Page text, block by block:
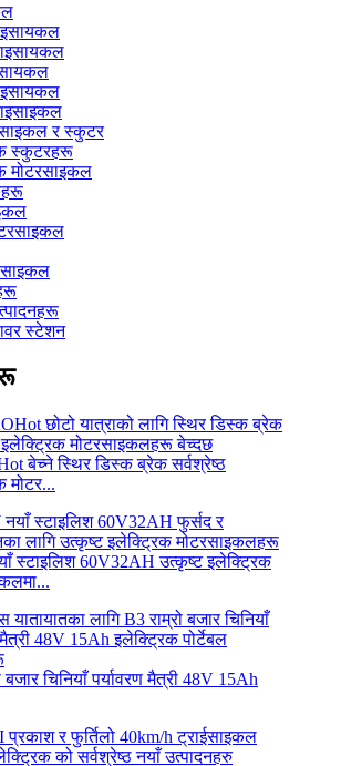
र स्कुटर
स्कुटरहरू
मोटरसाइकल
स्टेशन
बेच्ने स्थिर डिस्क ब्रेक सर्वश्रेष्ठ
मोटर...
स्टाइलिश 60V32AH उत्कृष्ट इलेक्ट्रिक
बजार चिनियाँ पर्यावरण मैत्री 48V 15Ah